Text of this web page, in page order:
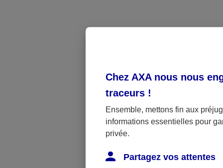
Un
Chez AXA nous nous
traceurs !
Ensemble, mettons fin aux
informations essentielles pour
privée.
Partagez vos attentes